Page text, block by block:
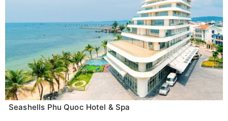
Seashells Phu Quoc Hotel & Spa